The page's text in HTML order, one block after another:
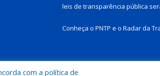
leis de transparência pública
Conheça o PNTP e o Radar da
com a política de